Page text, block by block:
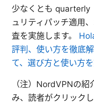
少なくとも quarterly
ュリティパッチ適用
査を実施します。
評判、使い方を徹底
て、選び方と使い方
（注）NordVPNの
み、読者がクリック